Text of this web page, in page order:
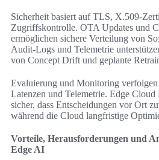
Sicherheit basiert auf TLS, X.509-
Zugriffskontrolle. OTA Updates und
ermöglichen sichere Verteilung von
Audit-Logs und Telemetrie
von Concept Drift und geplante
Evaluierung und Monitoring
Latenzen und Telemetrie. Edge
sicher, dass Entscheidungen vor Ort
während die Cloud langfristige
Vorteile, Herausforderungen und
Edge AI